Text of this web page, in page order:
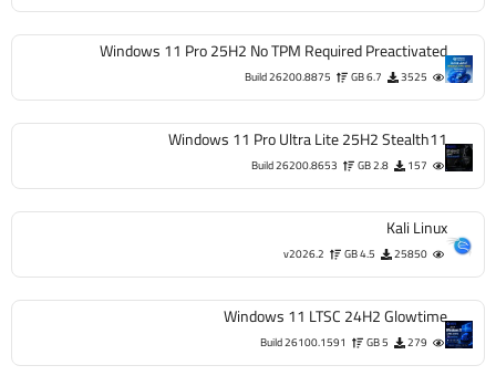
Windows 11 Pro 25H2 No TPM Required Preactivated
3525
6.7 GB
Build 26200.8875
Windows 11 Pro Ultra Lite 25H2 Stealth11
157
2.8 GB
Build 26200.8653
Kali Linux
25850
4.5 GB
v2026.2
Windows 11 LTSC 24H2 Glowtime
279
5 GB
Build 26100.1591